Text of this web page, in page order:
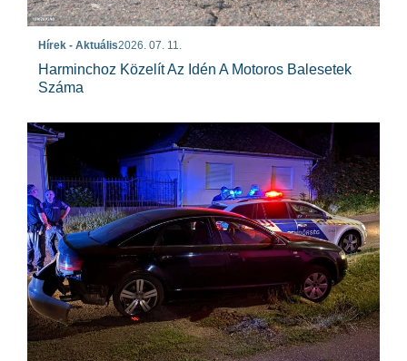
Hírek - Aktuális2026. 07. 11.
Harminchoz Közelít Az Idén A Motoros Balesetek
Száma